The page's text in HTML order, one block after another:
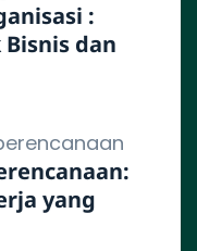
:
dan
yang